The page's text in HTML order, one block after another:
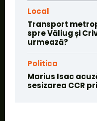
Local
Transport
spre Văliug și
urmează?
Politica
Marius Isac
sesizarea CCR